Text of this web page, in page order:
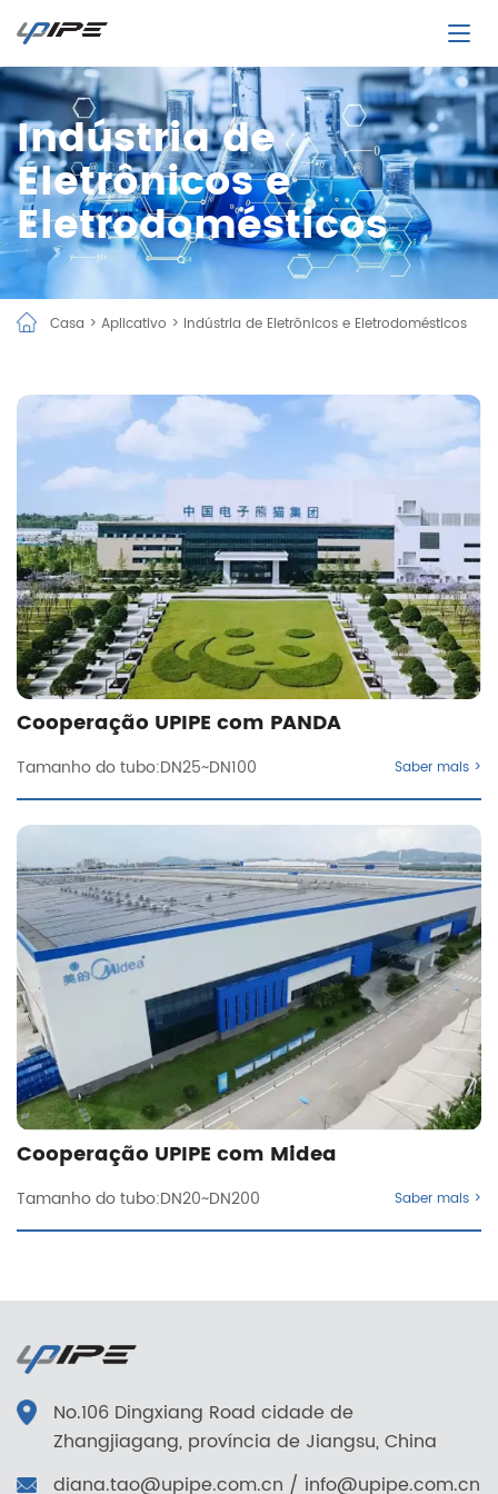
Indústria de
Eletrônicos e
Eletrodomésticos
Casa > Aplicativo > Indústria de Eletrônicos e Eletrodomésticos
Cooperação UPIPE com PANDA
Tamanho do tubo:DN25~DN100 Saber mais >
Cooperação UPIPE com Midea
Tamanho do tubo:DN20~DN200 Saber mais >
No.106 Dingxiang Road cidade de
Zhangjiagang, província de Jiangsu, China
diana.tao@upipe.com.cn / info@upipe.com.cn